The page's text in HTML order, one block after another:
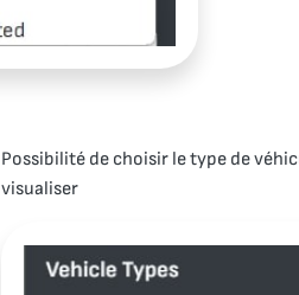
Possibilité de choisir le type de
visualiser